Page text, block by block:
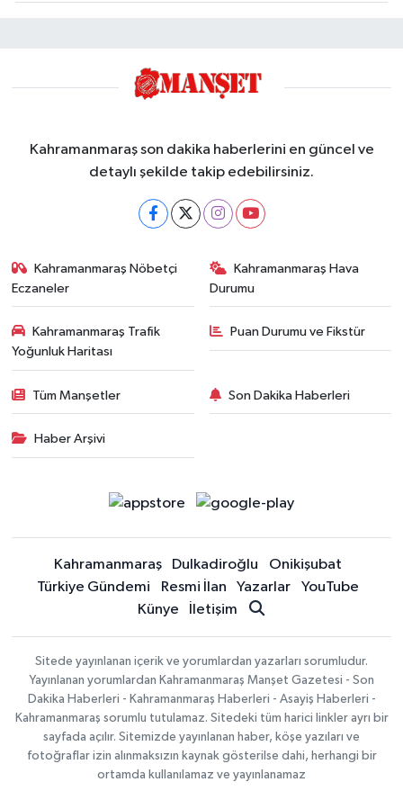
Kahramanmaraş son dakika haberlerini en güncel ve
detaylı şekilde takip edebilirsiniz.
Kahramanmaraş Nöbetçi
Eczaneler
Kahramanmaraş Hava
Durumu
Kahramanmaraş Trafik
Yoğunluk Haritası
Puan Durumu ve Fikstür
Tüm Manşetler Son Dakika Haberleri
Haber Arşivi
Kahramanmaraş Dulkadiroğlu
Onikişubat
Türkiye Gündemi
Resmi İlan Yazarlar
YouTube
Künye
İletişim
Sitede yayınlanan içerik ve yorumlardan yazarları sorumludur.
Yayınlanan yorumlardan Kahramanmaraş Manşet Gazetesi - Son
Dakika Haberleri - Kahramanmaraş Haberleri - Asayiş Haberleri -
Kahramanmaraş sorumlu tutulamaz. Sitedeki tüm harici linkler ayrı bir
sayfada açılır. Sitemizde yayınlanan haber, köşe yazıları ve
fotoğraflar izin alınmaksızın kaynak gösterilse dahi, herhangi bir
ortamda kullanılamaz ve yayınlanamaz